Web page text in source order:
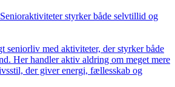
styrker både selvtillid og
seniorliv med aktiviteter, der styrker både
Her handler aktiv aldring om meget mere
der giver energi, fællesskab og